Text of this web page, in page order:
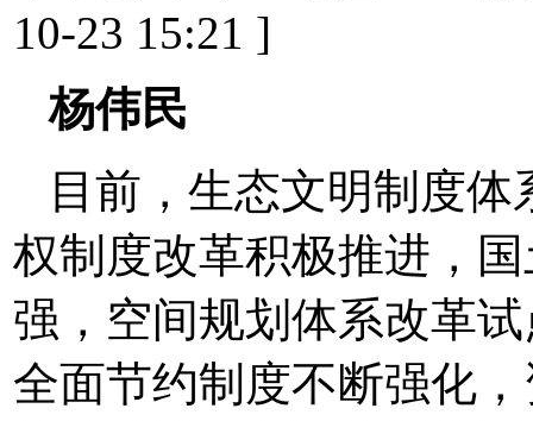
10-23 15:21 ]
杨伟民
目前，生态文明制度
权制度改革积极推进，
强，空间规划体系改革
全面节约制度不断强化